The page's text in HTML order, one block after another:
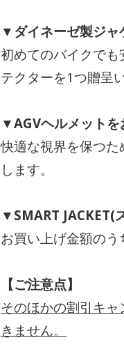
▼ダイネーゼ製ジャ
初めてのバイクで
テクターを1つ贈呈
▼AGVヘルメットを
快適な視界を保つ
します。
▼SMART JACKET(
お買い上げ金額の
【ご注意点】
そのほかの割引キ
きません。